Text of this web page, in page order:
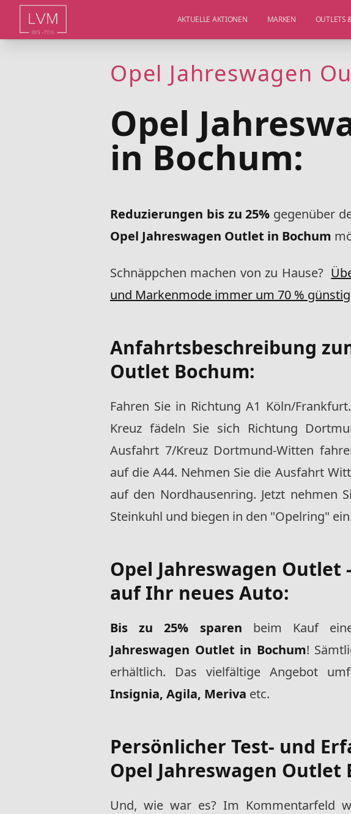
AKTUELLE AKTIONEN MARKEN OUTLETS
Opel Jahreswagen
Opel
in Bochum:
Reduzierungen bis zu 25% gegenüber
Opel Jahreswagen Outlet in Bochum
Schnäppchen machen von zu Hause?
und Markenmode immer um 70 %
Anfahrtsbeschreibung
Outlet Bochum:
Fahren Sie in Richtung A1 Köln/
Kreuz fädeln Sie sich Richtung
Ausfahrt 7/Kreuz Dortmund-Witten
auf die A44. Nehmen Sie die Ausfahrt
auf den Nordhausenring. Jetzt nehmen
Steinkuhl und biegen in den "Opelring"
Opel Jahreswagen Outlet
auf Ihr neues Auto:
Bis zu 25% sparen beim Kauf
Jahreswagen Outlet in Bochum!
erhältlich. Das vielfältige Angebot
Insignia, Agila, Meriva etc.
Persönlicher Test- und
Opel Jahreswagen Outlet
Und, wie war es? Im Kommentarfeld